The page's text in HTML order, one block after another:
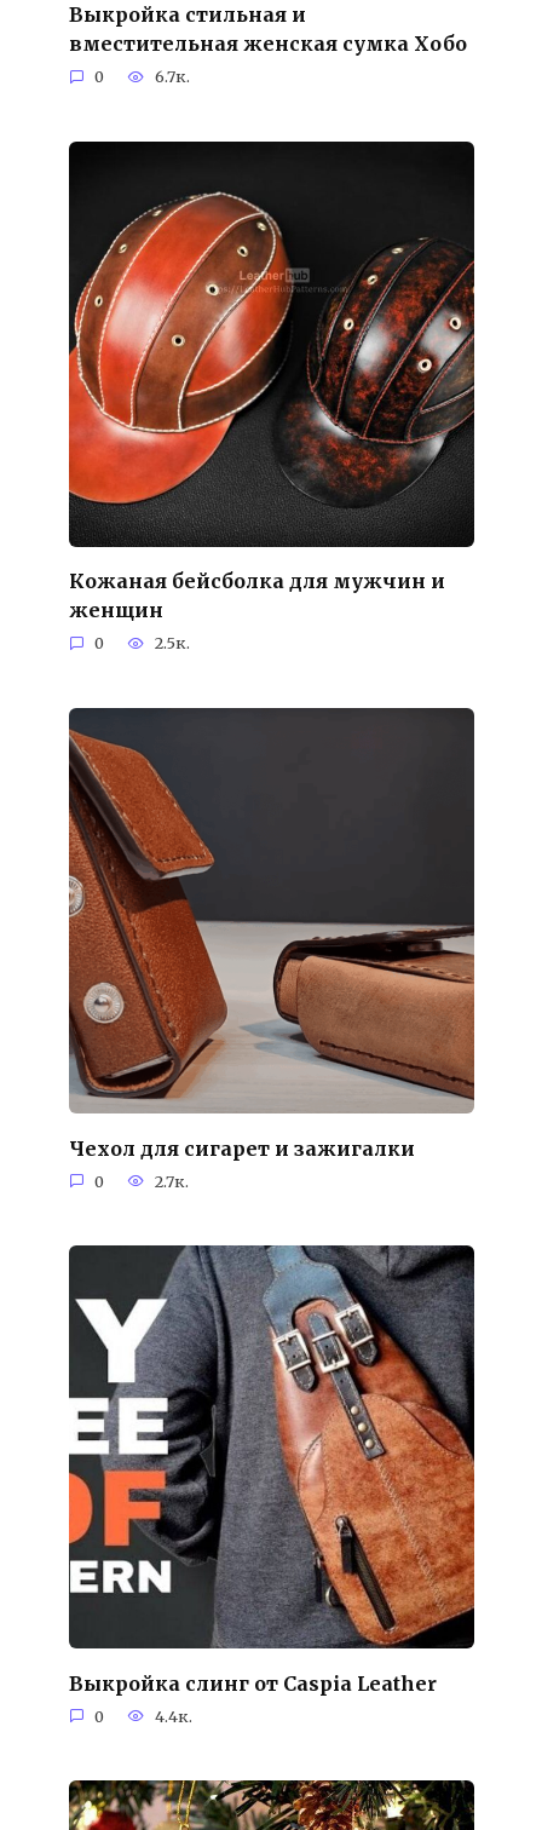
Выкройка стильная и
вместительная женская сумка Хобо
0 6.7к.
Кожаная бейсболка для мужчин и
женщин
0 2.5к.
Чехол для сигарет и зажигалки
0 2.7к.
Выкройка слинг от Caspia Leather
0 4.4к.